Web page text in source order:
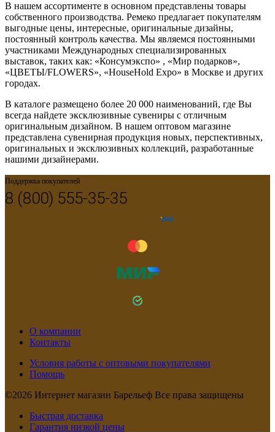
В нашем ассортименте в основном представлены товары
собственного производства. Ремеко предлагает покупателям
выгодные цены, интересные, оригинальные дизайны,
постоянный контроль качества. Мы являемся постоянными
участниками Международных специализированных
выставок, таких как: «Консумэкспо» , «Мир подарков»,
«ЦВЕТЫ/FLOWERS», «HouseHold Expo» в Москве и других
городах.
В каталоге размещено более 20 000 наименований, где Вы
всегда найдете эксклюзивные сувениры с отличным
оригинальным дизайном. В нашем оптовом магазине
представлена сувенирная продукция новых, перспективных,
оригинальных и эксклюзивных коллекций, разработанные
нашими дизайнерами.
Поддержка покупателей
8 (800) 555-35-35
О компании
Контакты
Условия работы с оптовыми покупателями
Помощь
©2026 Интернет магазин Барельеф Все права защищены
Быстрая доставка
Гарантия низкой цены